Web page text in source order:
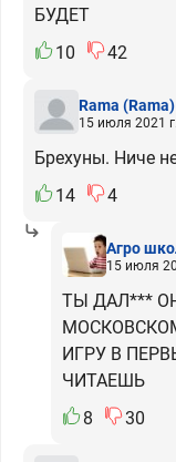
БУДЕТ
10
42
Rama (Rama)
15 июля 2021 г.
Брехуны. Ниче
14
4
Агро
15 июля
ТЫ ДАЛ***
ИГРУ В
ЧИТАЕШЬ
8
30